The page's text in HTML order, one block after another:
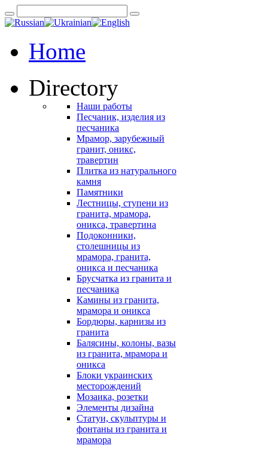
Home
Directory
Наши работы
Песчаник, изделия из
песчаника
Мрамор, зарубежный
гранит, оникс,
травертин
Плитка из натурального
камня
Памятники
Лестницы, ступени из
гранита, мрамора,
оникса, травертина
Подоконники,
столешницы из
мрамора, гранита,
оникса и песчаника
Брусчатка из гранита и
песчаника
Камины из гранита,
мрамора и оникса
Бордюры, карнизы из
гранита
Балясины, колоны, вазы
из гранита, мрамора и
оникса
Блоки украинских
месторождений
Мозаика, розетки
Элементы дизайна
Статуи, скульптуры и
фонтаны из гранита и
мрамора